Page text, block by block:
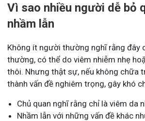
Vì sao nhiều người dễ bỏ
nhầm lẫn
Không ít người thường nghĩ rằng đây
thường, có thể do viêm nhiễm nhẹ
thôi. Nhưng thật sự, nếu không chữa
thành vấn đề nghiêm trọng, gây khó
Chủ quan nghĩ rằng chỉ là viêm da
Nhầm lẫn với những vấn đề khác